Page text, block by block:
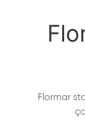
Flormar